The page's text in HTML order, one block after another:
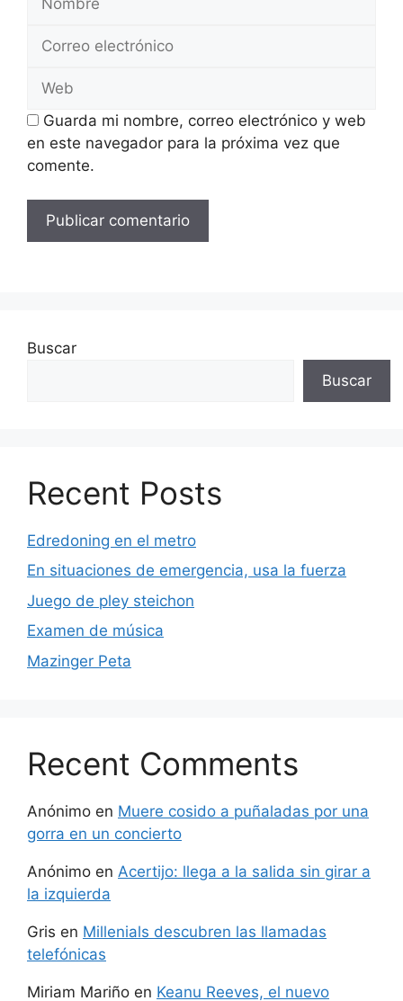
electrónico
Guarda mi nombre, correo electrónico y web
en este navegador para la próxima vez que
comente.
Buscar
Buscar
Recent Posts
Edredoning en el metro
En situaciones de emergencia, usa la fuerza
Juego de pley steichon
Examen de música
Mazinger Peta
Recent Comments
Anónimo en Muere cosido a puñaladas por una
gorra en un concierto
Anónimo en Acertijo: llega a la salida sin girar a
la izquierda
Gris en Millenials descubren las llamadas
telefónicas
Miriam Mariño en Keanu Reeves, el nuevo